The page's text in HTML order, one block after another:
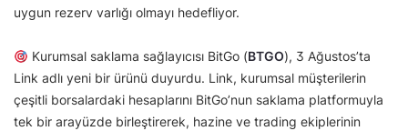
uygun rezerv varlığı olmayı hedefliyor.
Kurumsal saklama sağlayıcısı BitGo (BTGO), 3 Ağustos’ta
Link adlı yeni bir ürünü duyurdu. Link, kurumsal müşterilerin
çeşitli borsalardaki hesaplarını BitGo’nun saklama platformuyla
tek bir arayüzde birleştirerek, hazine ve trading ekiplerinin